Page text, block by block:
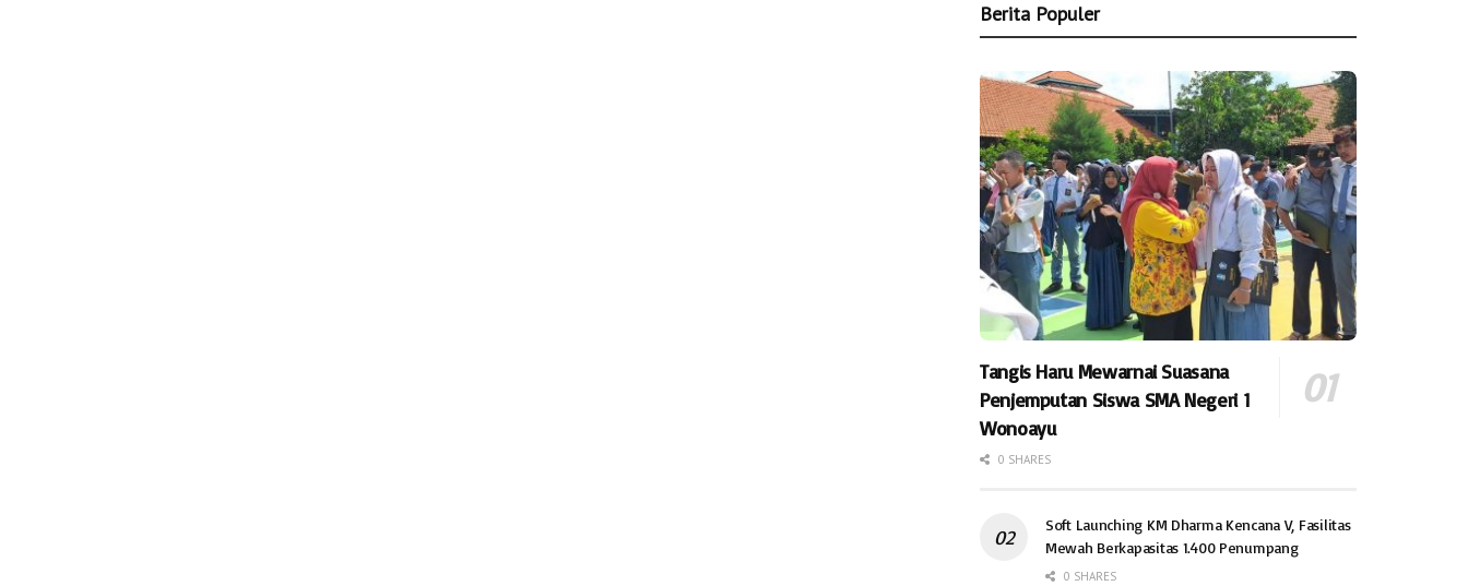
Berita Populer
Tangis Haru Mewarnai Suasana
Penjemputan Siswa SMA Negeri 1
Wonoayu
0 SHARES
Soft Launching KM Dharma Kencana V, Fasilitas
Mewah Berkapasitas 1.400 Penumpang
0 SHARES